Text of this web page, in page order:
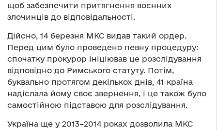
щоб забезпечити притягнення воєнних
злочинців до відповідальності.
Дійсно, 14 березня МКС видав такий ордер.
Перед цим було проведено певну процедуру:
спочатку прокурор ініціював це розслідування
відповідно до Римського статуту. Потім,
буквально протягом декількох днів, 41 країна
надіслала йому своє звернення, і це також було
самостійною підставою для розслідування.
Україна ще у 2013–2014 роках дозволила МКС